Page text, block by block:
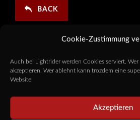
Cookie-Zustimmung
Auch bei Lightrider werden Cookies serviert.
akzeptieren. Wer ablehnt kann trozdem eine
Website!
Akzeptieren
BACK